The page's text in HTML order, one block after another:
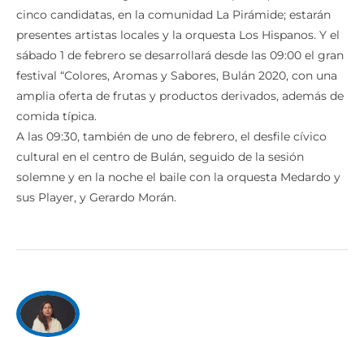
cinco candidatas, en la comunidad La Pirámide; estarán
presentes artistas locales y la orquesta Los Hispanos. Y el
sábado 1 de febrero se desarrollará desde las 09:00 el gran
festival “Colores, Aromas y Sabores, Bulán 2020, con una
amplia oferta de frutas y productos derivados, además de
comida típica.
A las 09:30, también de uno de febrero, el desfile cívico
cultural en el centro de Bulán, seguido de la sesión
solemne y en la noche el baile con la orquesta Medardo y
sus Player, y Gerardo Morán.